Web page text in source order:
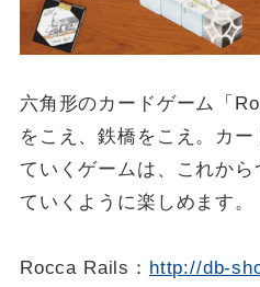
六角形のカードゲーム「
をこえ、鉄橋をこえ。カ
ていくゲームは、これか
ていくように楽しめます。
Rocca Rails： http://db-